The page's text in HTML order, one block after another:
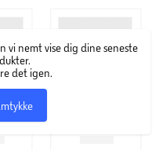
et stort udvalg af
pudder,
i alverdens farver,
accessories.
vi nemt vise dig dine seneste
det igen.